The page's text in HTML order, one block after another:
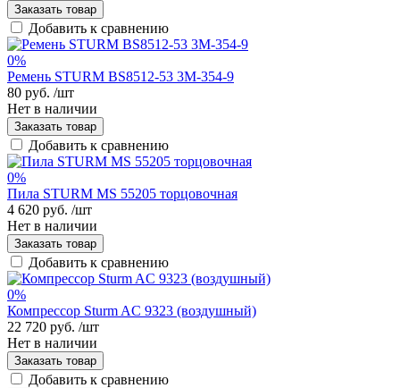
Заказать товар
Добавить к сравнению
0%
Ремень STURM BS8512-53 3М-354-9
80 руб. /шт
Нет в наличии
Заказать товар
Добавить к сравнению
0%
Пила STURM MS 55205 торцовочная
4 620 руб. /шт
Нет в наличии
Заказать товар
Добавить к сравнению
0%
Компрессор Sturm AC 9323 (воздушный)
22 720 руб. /шт
Нет в наличии
Заказать товар
Добавить к сравнению